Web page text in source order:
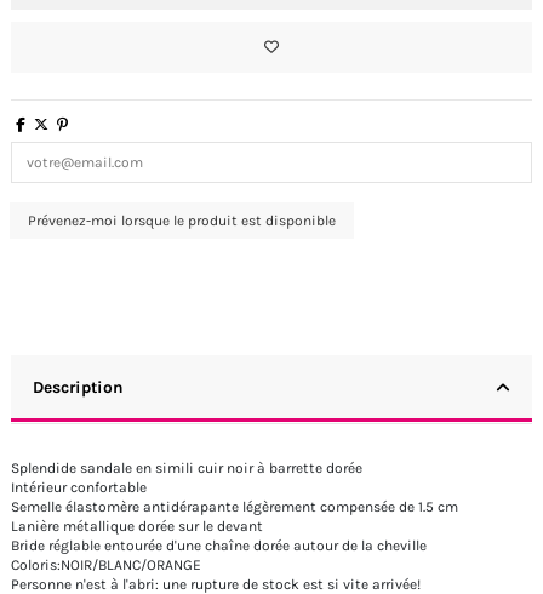
Description
Splendide sandale en simili cuir noir à barrette dorée
Intérieur confortable
Semelle élastomère antidérapante légèrement compensée de 1.5 cm
Lanière métallique dorée sur le devant
Bride réglable entourée d'une chaîne dorée autour de la cheville
Coloris:NOIR/BLANC/ORANGE
Personne n'est à l'abri: une rupture de stock est si vite arrivée!